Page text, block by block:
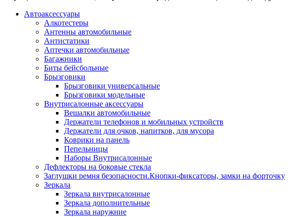
Автоаксессуары
Алкотестеры
Антенны автомобильные
Антистатики
Аптечки автомобильные
Багажники
Биты бейсбольные
Брызговики
Брызговики универсальные
Брызговики модельные
Внутрисалонные аксессуары
Вешалки автомобильные
Держатели телефонов и мобильных устройств
Держатели для очков, напитков, для мусора
Коврики на панель
Пепельницы
Наборы Внутрисалонные
Дефлекторы на боковые стекла
Заглушки ремня безопасности.Кнопки-фиксаторы, замки на форточку
Зеркала
Зеркала внутрисалонные
Зеркала дополнительные
Зеркала наружние